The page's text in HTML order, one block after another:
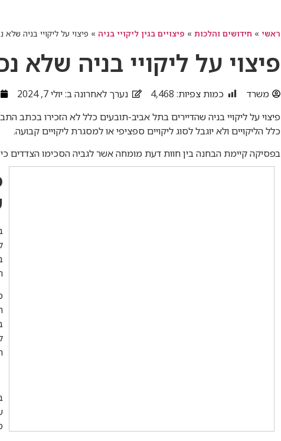
ראשי » חידושים והלכות » פיצויים בגין ליקויי בניה » פיצוי על ליקויי בניה שלא
פיצוי על ליקויי בניה שלא
משרד כמות צפיות: 4,468 נערך לאחרונה ב: יולי 7, 2024
פיצוי על ליקויי בניה שהדיירים בתל אביב-תובעים כלל לא הזכירו בכתב
כלל הליקויים ולא יוגבל לסוג ליקויים ספציפי או למסגרת ליקויים קבועה.
בפסיקה קיימת הבחנה בין חוות דעת מומחה אשר לגביה הסכימו הצדדים